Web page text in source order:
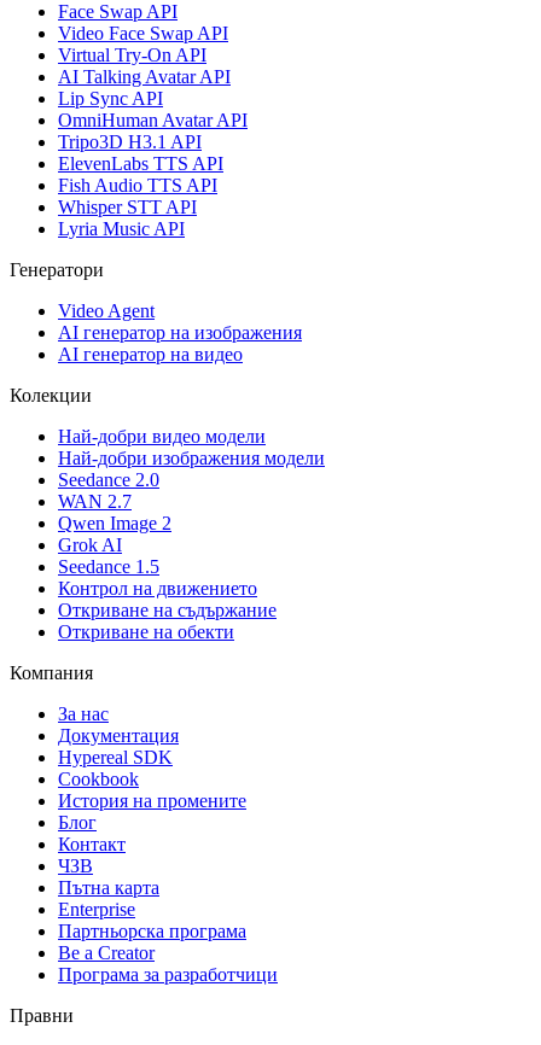
Face Swap API
Video Face Swap API
Virtual Try-On API
AI Talking Avatar API
Lip Sync API
OmniHuman Avatar API
Tripo3D H3.1 API
ElevenLabs TTS API
Fish Audio TTS API
Whisper STT API
Lyria Music API
Генератори
Video Agent
AI генератор на изображения
AI генератор на видео
Колекции
Най-добри видео модели
Най-добри изображения модели
Seedance 2.0
WAN 2.7
Qwen Image 2
Grok AI
Seedance 1.5
Контрол на движението
Откриване на съдържание
Откриване на обекти
Компания
За нас
Документация
Hypereal SDK
Cookbook
История на промените
Блог
Контакт
ЧЗВ
Пътна карта
Enterprise
Партньорска програма
Be a Creator
Програма за разработчици
Правни